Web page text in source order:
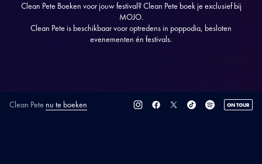
Clean Pete Boeken voor jouw festival? Clean Pete boek je exclusief bij
MOJO.
Clean Pete is beschikbaar voor optredens in poppodia, besloten
evenementen én festivals.
Clean Pete nu te boeken ON TOUR